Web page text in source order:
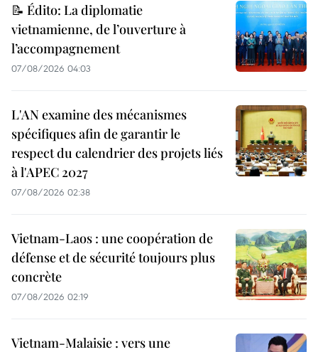
📝 Édito: La diplomatie
vietnamienne, de l’ouverture à
l’accompagnement
07/08/2026 04:03
L'AN examine des mécanismes
spécifiques afin de garantir le
respect du calendrier des projets liés
à l'APEC 2027
07/08/2026 02:38
Vietnam-Laos : une coopération de
défense et de sécurité toujours plus
concrète
07/08/2026 02:19
Vietnam-Malaisie : vers une